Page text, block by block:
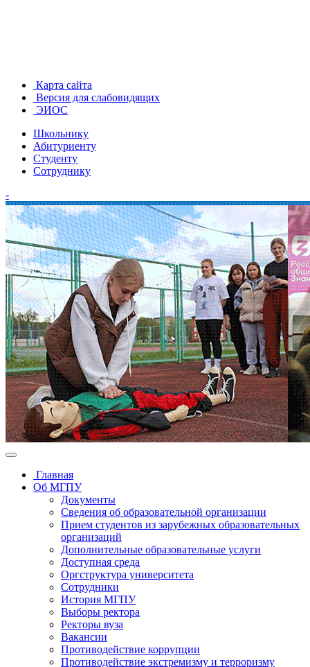
Карта сайта
Версия для слабовидящих
ЭИОС
Школьнику
Абитуриенту
Студенту
Сотруднику
-
Главная
Об МГПУ
Документы
Сведения об образовательной организации
Прием студентов из зарубежных образовательных
организаций
Дополнительные образовательные услуги
Доступная среда
Оргструктура университета
Сотрудники
История МГПУ
Выборы ректора
Ректоры вуза
Вакансии
Противодействие коррупции
Противодействие экстремизму и терроризму